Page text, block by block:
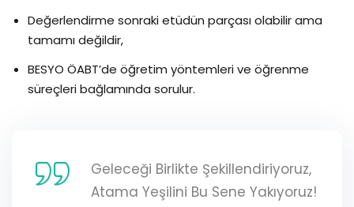
Değerlendirme sonraki etüdün parçası olabilir ama
tamamı değildir,
BESYO ÖABT’de öğretim yöntemleri ve öğrenme
süreçleri bağlamında sorulur.
Geleceği Birlikte Şekillendiriyoruz,
Atama Yeşilini Bu Sene Yakıyoruz!